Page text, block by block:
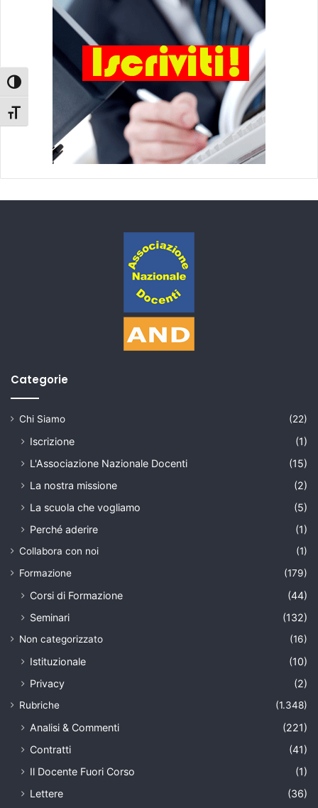
Attiva/disattiva alto contrasto
Attiva/disattiva dimensione testo
Categorie
Chi Siamo (22)
Iscrizione
(1)
L'Associazione Nazionale Docenti
(15)
La nostra missione
(2)
La scuola che vogliamo
(5)
Perché aderire
(1)
Collabora con noi
(1)
Formazione
(179)
Corsi di Formazione
(44)
Seminari
(132)
Non categorizzato (16)
Istituzionale
(10)
Privacy
(2)
Rubriche (1.348)
Analisi & Commenti
(221)
Contratti
(41)
Il Docente Fuori Corso
(1)
Lettere
(36)